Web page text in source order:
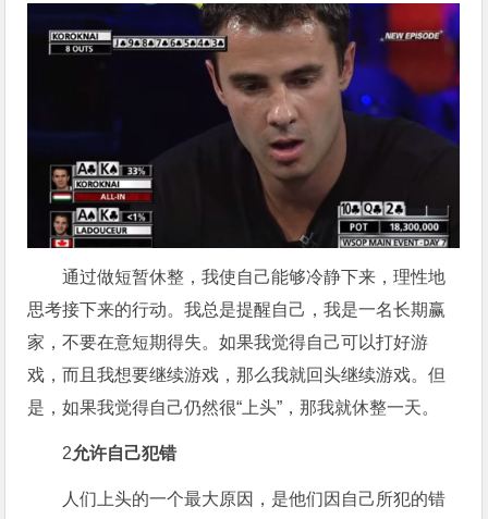
通过做短暂休整，我使自己能够冷静下来，理性地
思考接下来的行动。我总是提醒自己，我是一名长期赢
家，不要在意短期得失。如果我觉得自己可以打好游
戏，而且我想要继续游戏，那么我就回头继续游戏。但
是，如果我觉得自己仍然很“上头”，那我就休整一天。
2允许自己犯错
人们上头的一个最大原因，是他们因自己所犯的错